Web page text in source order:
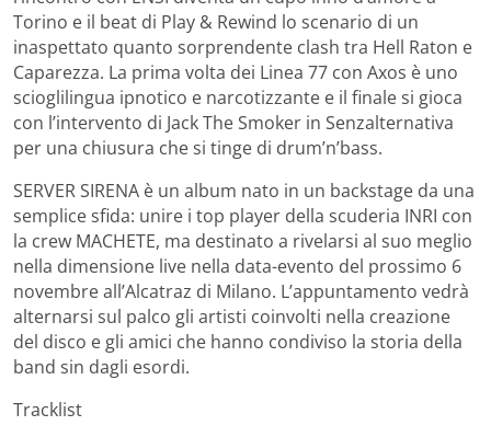
Torino e il beat di Play & Rewind lo scenario di un
inaspettato quanto sorprendente clash tra Hell Raton e
Caparezza. La prima volta dei Linea 77 con Axos è uno
scioglilingua ipnotico e narcotizzante e il finale si gioca
con l’intervento di Jack The Smoker in Senzalternativa
per una chiusura che si tinge di drum’n’bass.
SERVER SIRENA è un album nato in un backstage da una
semplice sfida: unire i top player della scuderia INRI con
la crew MACHETE, ma destinato a rivelarsi al suo meglio
nella dimensione live nella data-evento del prossimo 6
novembre all’Alcatraz di Milano. L’appuntamento vedrà
alternarsi sul palco gli artisti coinvolti nella creazione
del disco e gli amici che hanno condiviso la storia della
band sin dagli esordi.
Tracklist